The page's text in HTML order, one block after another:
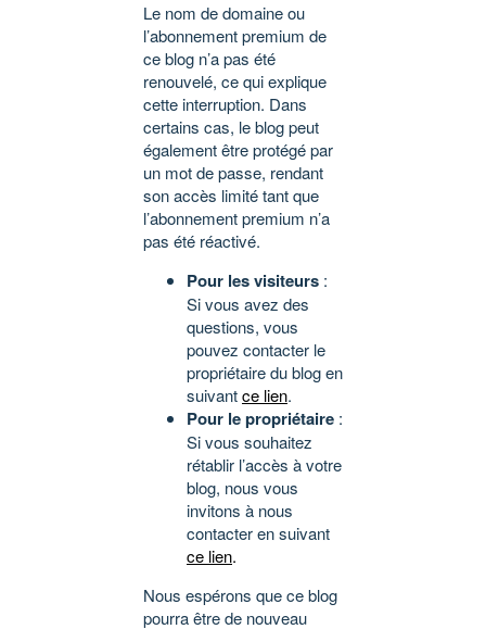
Le nom de domaine ou
l’abonnement premium de
ce blog n’a pas été
renouvelé, ce qui explique
cette interruption. Dans
certains cas, le blog peut
également être protégé par
un mot de passe, rendant
son accès limité tant que
l’abonnement premium n’a
pas été réactivé.
Pour les visiteurs :
Si vous avez des
questions, vous
pouvez contacter le
propriétaire du blog en
suivantce lien.
Pour le propriétaire :
Si vous souhaitez
rétablir l’accès à votre
blog, nous vous
invitons à nous
contacter en suivant
ce lien.
Nous espérons que ce blog
pourra être de nouveau